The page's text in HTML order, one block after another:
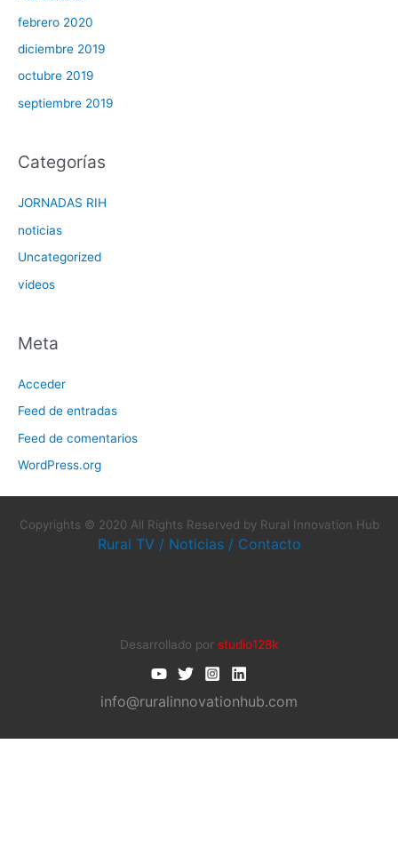
febrero 2020
diciembre 2019
octubre 2019
septiembre 2019
Categorías
JORNADAS RIH
noticias
Uncategorized
videos
Meta
Acceder
Feed de entradas
Feed de comentarios
WordPress.org
Copyrights © 2020 All Rights Reserved by Rural Innovation Hub
Rural TV / Noticias / Contacto
Desarrollado por studio128k
info@ruralinnovationhub.com